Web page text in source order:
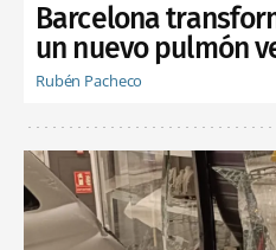
Barcelona
un nuevo pulmón
Rubén Pacheco